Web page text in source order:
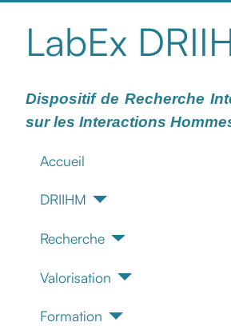
LabEx
Dispositif de Recherche
sur les Interactions
Accueil
DRIIHM
Recherche
Valorisation
Formation